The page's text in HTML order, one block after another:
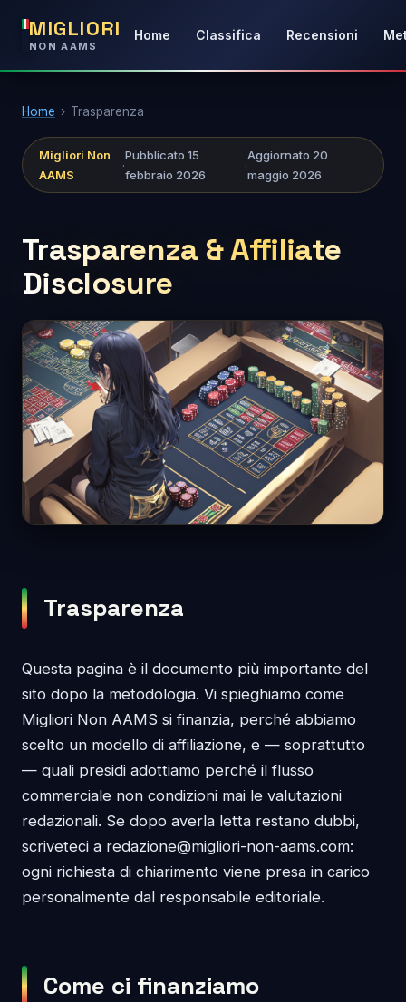
MIGLIORI
NON AAMS
Home Classifica Recensioni
Home › Trasparenza
Migliori Non
AAMS
·
Pubblicato 15
febbraio 2026
·
Aggiornato 20
maggio 2026
Trasparenza & Affiliate
Disclosure
Trasparenza
Questa pagina è il documento più importante del
sito dopo la metodologia. Vi spieghiamo come
Migliori Non AAMS si finanzia, perché abbiamo
scelto un modello di affiliazione, e — soprattutto
— quali presidi adottiamo perché il flusso
commerciale non condizioni mai le valutazioni
redazionali. Se dopo averla letta restano dubbi,
scriveteci a redazione@migliori-non-aams.com:
ogni richiesta di chiarimento viene presa in carico
personalmente dal responsabile editoriale.
Come ci finanziamo